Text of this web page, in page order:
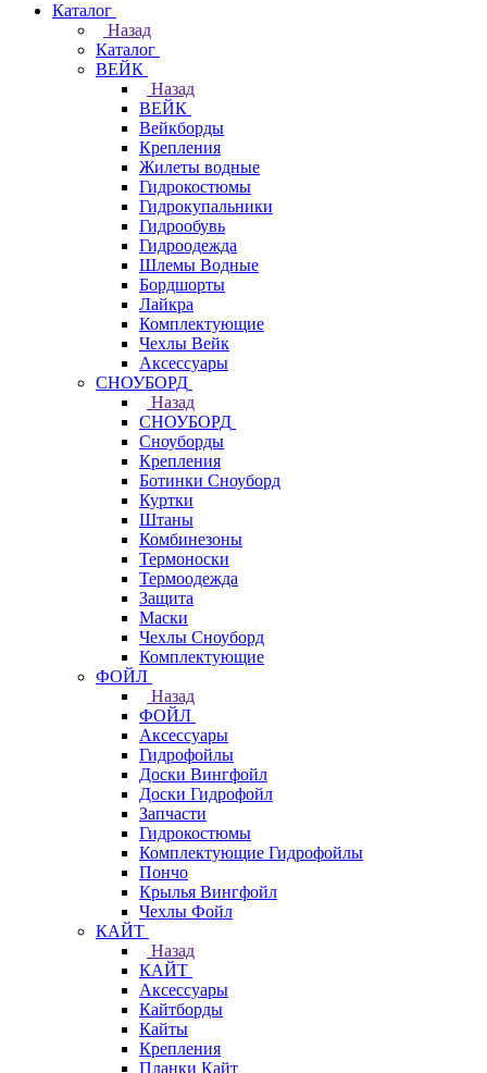
Каталог
Назад
Каталог
ВЕЙК
Назад
ВЕЙК
Вейкборды
Крепления
Жилеты водные
Гидрокостюмы
Гидрокупальники
Гидрообувь
Гидроодежда
Шлемы Водные
Бордшорты
Лайкра
Комплектующие
Чехлы Вейк
Аксессуары
СНОУБОРД
Назад
СНОУБОРД
Сноуборды
Крепления
Ботинки Сноуборд
Куртки
Штаны
Комбинезоны
Термоноски
Термоодежда
Защита
Маски
Чехлы Сноуборд
Комплектующие
ФОЙЛ
Назад
ФОЙЛ
Аксессуары
Гидрофойлы
Доски Вингфойл
Доски Гидрофойл
Запчасти
Гидрокостюмы
Комплектующие Гидрофойлы
Пончо
Крылья Вингфойл
Чехлы Фойл
КАЙТ
Назад
КАЙТ
Аксессуары
Кайтборды
Кайты
Крепления
Планки Кайт